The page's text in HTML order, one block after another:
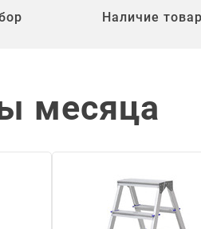
Наличие
месяца